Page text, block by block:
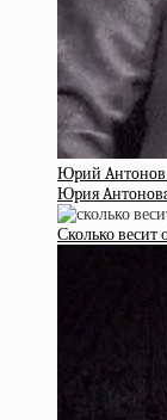
Юpий
Юpия
Сколько весит